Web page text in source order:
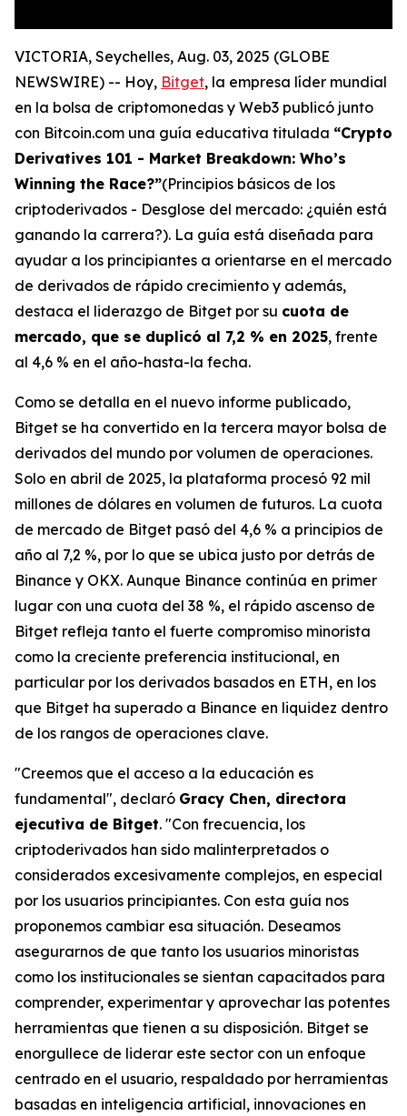
VICTORIA, Seychelles, Aug. 03, 2025 (GLOBE
NEWSWIRE) -- Hoy, Bitget, la empresa líder mundial
en la bolsa de criptomonedas y Web3 publicó junto
con Bitcoin.com una guía educativa titulada “Crypto
Derivatives 101 - Market Breakdown: Who’s
Winning the Race?”(Principios básicos de los
criptoderivados - Desglose del mercado: ¿quién está
ganando la carrera?). La guía está diseñada para
ayudar a los principiantes a orientarse en el mercado
de derivados de rápido crecimiento y además,
destaca el liderazgo de Bitget por su cuota de
mercado, que se duplicó al 7,2 % en 2025, frente
al 4,6 % en el año-hasta-la fecha.
Como se detalla en el nuevo informe publicado,
Bitget se ha convertido en la tercera mayor bolsa de
derivados del mundo por volumen de operaciones.
Solo en abril de 2025, la plataforma procesó 92 mil
millones de dólares en volumen de futuros. La cuota
de mercado de Bitget pasó del 4,6 % a principios de
año al 7,2 %, por lo que se ubica justo por detrás de
Binance y OKX. Aunque Binance continúa en primer
lugar con una cuota del 38 %, el rápido ascenso de
Bitget refleja tanto el fuerte compromiso minorista
como la creciente preferencia institucional, en
particular por los derivados basados en ETH, en los
que Bitget ha superado a Binance en liquidez dentro
de los rangos de operaciones clave.
"Creemos que el acceso a la educación es
fundamental", declaró Gracy Chen, directora
ejecutiva de Bitget. "Con frecuencia, los
criptoderivados han sido malinterpretados o
considerados excesivamente complejos, en especial
por los usuarios principiantes. Con esta guía nos
proponemos cambiar esa situación. Deseamos
asegurarnos de que tanto los usuarios minoristas
como los institucionales se sientan capacitados para
comprender, experimentar y aprovechar las potentes
herramientas que tienen a su disposición. Bitget se
enorgullece de liderar este sector con un enfoque
centrado en el usuario, respaldado por herramientas
basadas en inteligencia artificial, innovaciones en